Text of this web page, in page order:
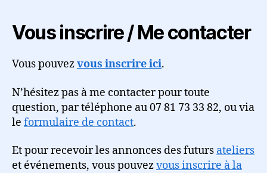
Vous inscrire / Me contacter
Vous pouvezvous inscrire ici.
N’hésitez pas à me contacter pour toute
question, par téléphone au 07 81 73 33 82, ou via
le formulaire de contact.
Et pour recevoir les annonces des futurs ateliers
et événements, vous pouvezvous inscrire à la